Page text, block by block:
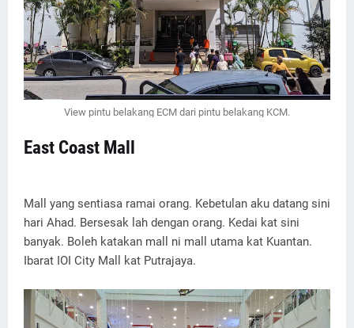
View pintu belakang ECM dari pintu belakang KCM.
East Coast Mall
Mall yang sentiasa ramai orang. Kebetulan aku datang sini
hari Ahad. Bersesak lah dengan orang. Kedai kat sini
banyak. Boleh katakan mall ni mall utama kat Kuantan.
Ibarat IOI City Mall kat Putrajaya.